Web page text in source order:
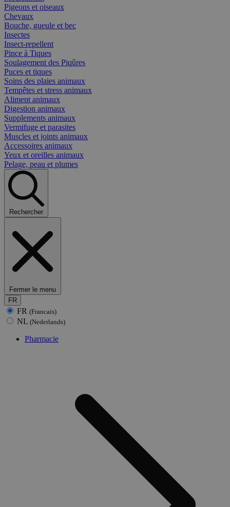
Pigeons et oiseaux
Chevaux
Bouche, gueule et bec
Insectes
Insect-repellent
Pince à Tiques
Soulagement des Piqûres
Puces et tiques
Soins des plaies animaux
Tempêtes et stress animaux
Aliment animaux
Digestion animaux
Supplements animaux
Vermifuge et parasites
Muscles et joints animaux
Accessoires animaux
Yeux et oreilles animaux
Pelage, peau et plumes
Rechercher
Fermer le menu
FR
FR (Francais)
NL (Nederlands)
Pharmacie